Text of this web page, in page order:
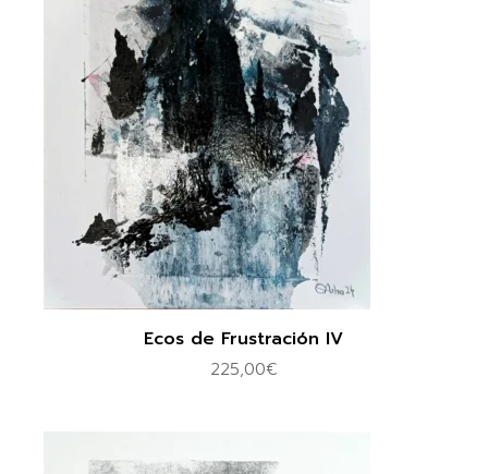
Ecos de Frustración IV
225,00€